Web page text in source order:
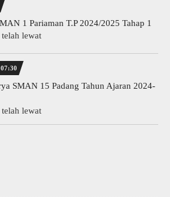
1 Pariaman T.P 2024/2025 Tahap 1
lewat
SMAN 15 Padang Tahun Ajaran 2024-
lewat